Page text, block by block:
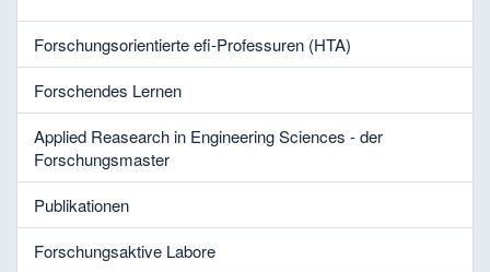
Forschungsorientierte efi-Professuren (HTA)
Forschendes Lernen
Applied Reasearch in Engineering Sciences - der
Forschungsmaster
Publikationen
Forschungsaktive Labore